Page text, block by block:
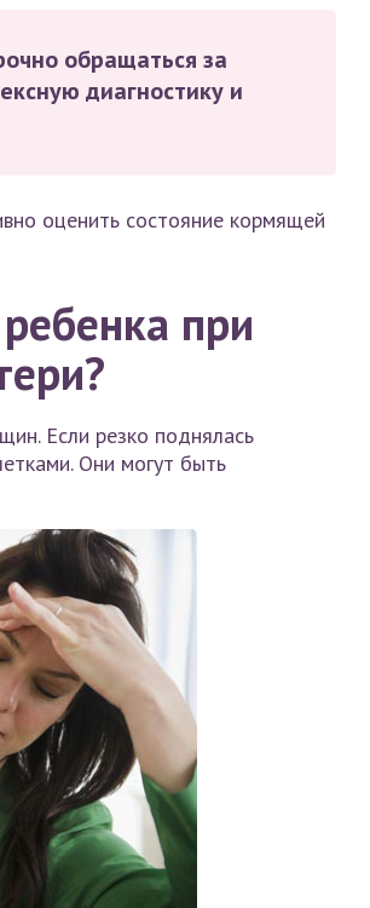
обращаться за
диагностику и
оценить состояние кормящей
при
Если резко поднялась
Они могут быть